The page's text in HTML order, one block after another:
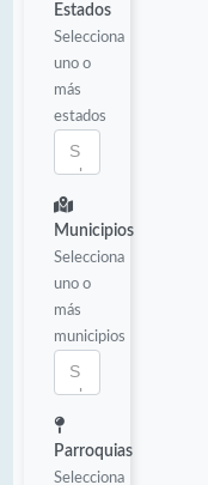
Estados
Selecciona
uno o
más
estados
Municipios
Selecciona
uno o
más
municipios
Parroquias
Selecciona